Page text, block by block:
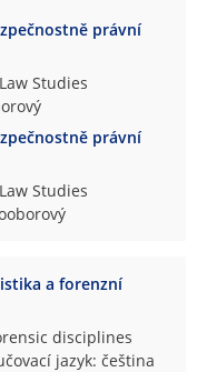
právní
Studies
právní
Studies
a forenzní
disciplines
jazyk: čeština